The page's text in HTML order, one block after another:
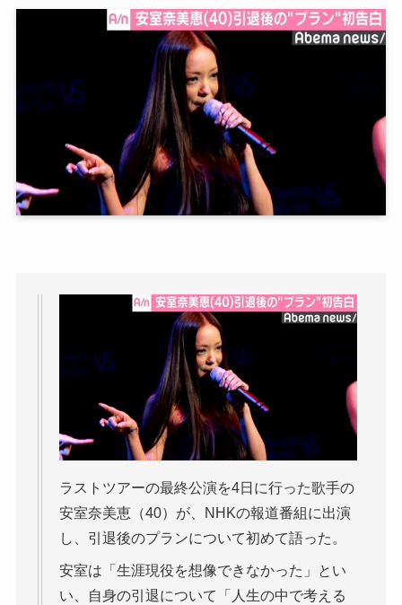
ラストツアーの最終公演を4日に行った歌手の
安室奈美恵（40）が、NHKの報道番組に出演
し、引退後のプランについて初めて語った。
安室は「生涯現役を想像できなかった」とい
い、自身の引退について「人生の中で考える